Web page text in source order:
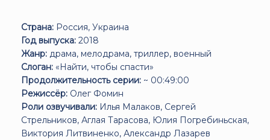
Страна: Россия, Украина
Год выпуска: 2018
Жанр: драма, мелодрама, триллер, военный
Слоган: «Найти, чтобы спасти»
Продолжительность серии: ~ 00:49:00
Режиссёр: Олег Фомин
Роли озвучивали: Илья Малаков, Сергей
Стрельников, Аглая Тарасова, Юлия Погребиньская,
Виктория Литвиненко, Александр Лазарев